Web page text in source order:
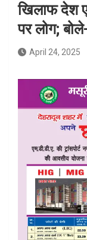
खिलाफ देश
पर लोग;
April 24, 2025